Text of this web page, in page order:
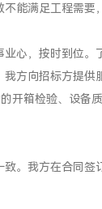
能满足工程需要
心，按时到位
方向招标方提供
开箱检验、设备
。我方在合同签